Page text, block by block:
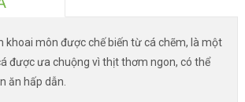
khoai môn được chế biến từ cá chẽm, là một
được ưa chuộng vì thịt thơm ngon, có thể
ăn hấp dẫn.